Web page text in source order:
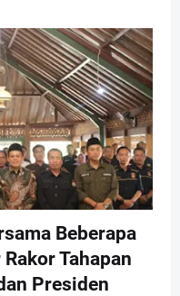
Beberapa
Tahapan
Presiden